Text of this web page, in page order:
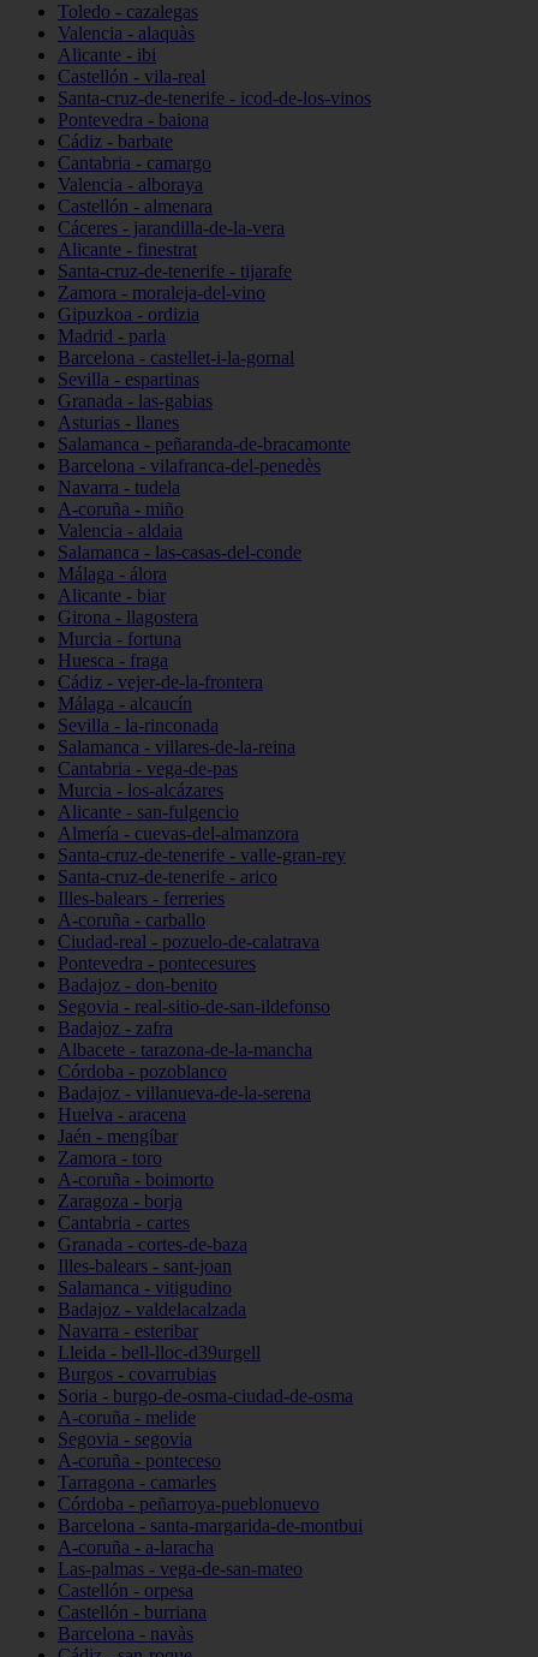
Toledo - cazalegas
Valencia - alaquàs
Alicante - ibi
Castellón - vila-real
Santa-cruz-de-tenerife - icod-de-los-vinos
Pontevedra - baiona
Cádiz - barbate
Cantabria - camargo
Valencia - alboraya
Castellón - almenara
Cáceres - jarandilla-de-la-vera
Alicante - finestrat
Santa-cruz-de-tenerife - tijarafe
Zamora - moraleja-del-vino
Gipuzkoa - ordizia
Madrid - parla
Barcelona - castellet-i-la-gornal
Sevilla - espartinas
Granada - las-gabias
Asturias - llanes
Salamanca - peñaranda-de-bracamonte
Barcelona - vilafranca-del-penedès
Navarra - tudela
A-coruña - miño
Valencia - aldaia
Salamanca - las-casas-del-conde
Málaga - álora
Alicante - biar
Girona - llagostera
Murcia - fortuna
Huesca - fraga
Cádiz - vejer-de-la-frontera
Málaga - alcaucín
Sevilla - la-rinconada
Salamanca - villares-de-la-reina
Cantabria - vega-de-pas
Murcia - los-alcázares
Alicante - san-fulgencio
Almería - cuevas-del-almanzora
Santa-cruz-de-tenerife - valle-gran-rey
Santa-cruz-de-tenerife - arico
Illes-balears - ferreries
A-coruña - carballo
Ciudad-real - pozuelo-de-calatrava
Pontevedra - pontecesures
Badajoz - don-benito
Segovia - real-sitio-de-san-ildefonso
Badajoz - zafra
Albacete - tarazona-de-la-mancha
Córdoba - pozoblanco
Badajoz - villanueva-de-la-serena
Huelva - aracena
Jaén - mengíbar
Zamora - toro
A-coruña - boimorto
Zaragoza - borja
Cantabria - cartes
Granada - cortes-de-baza
Illes-balears - sant-joan
Salamanca - vitigudino
Badajoz - valdelacalzada
Navarra - esteribar
Lleida - bell-lloc-d39urgell
Burgos - covarrubias
Soria - burgo-de-osma-ciudad-de-osma
A-coruña - melide
Segovia - segovia
A-coruña - ponteceso
Tarragona - camarles
Córdoba - peñarroya-pueblonuevo
Barcelona - santa-margarida-de-montbui
A-coruña - a-laracha
Las-palmas - vega-de-san-mateo
Castellón - orpesa
Castellón - burriana
Barcelona - navàs